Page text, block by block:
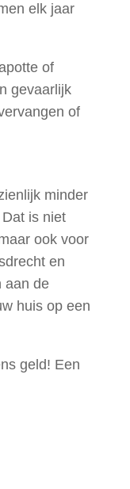
elk jaar
of
gevaarlijk
of
minder
is niet
ook voor
en
aan de
huis op een
geld! Een